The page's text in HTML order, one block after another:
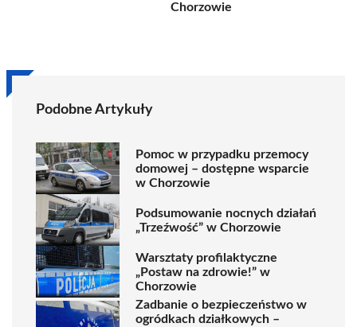
Chorzowie
Podobne Artykuły
Pomoc w przypadku przemocy
domowej – dostępne wsparcie
w Chorzowie
Podsumowanie nocnych działań
„Trzeźwość” w Chorzowie
Warsztaty profilaktyczne
„Postaw na zdrowie!” w
Chorzowie
Zadbanie o bezpieczeństwo w
ogródkach działkowych –